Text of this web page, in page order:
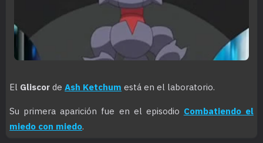
El Gliscor deAsh Ketchum está en el laboratorio.
Su primera aparición fue en el episodio Combatiendo el
miedo con miedo.